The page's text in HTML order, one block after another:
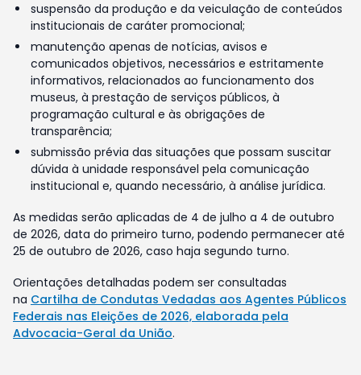
suspensão da produção e da veiculação de conteúdos
institucionais de caráter promocional;
manutenção apenas de notícias, avisos e
comunicados objetivos, necessários e estritamente
informativos, relacionados ao funcionamento dos
museus, à prestação de serviços públicos, à
programação cultural e às obrigações de
transparência;
submissão prévia das situações que possam suscitar
dúvida à unidade responsável pela comunicação
institucional e, quando necessário, à análise jurídica.
As medidas serão aplicadas de 4 de julho a 4 de outubro
de 2026, data do primeiro turno, podendo permanecer até
25 de outubro de 2026, caso haja segundo turno.
Orientações detalhadas podem ser consultadas
na Cartilha de Condutas Vedadas aos Agentes Públicos
Federais nas Eleições de 2026, elaborada pela
Advocacia-Geral da União.